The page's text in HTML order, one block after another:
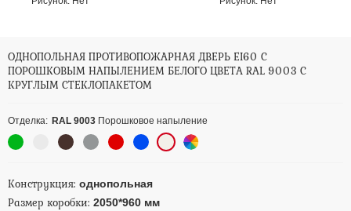
ОДНОПОЛЬНАЯ ПРОТИВОПОЖАРНАЯ ДВЕРЬ EI60 С
ПОРОШКОВЫМ НАПЫЛЕНИЕМ БЕЛОГО ЦВЕТА RAL 9003 С
КРУГЛЫМ СТЕКЛОПАКЕТОМ
Отделка: RAL 9003 Порошковое напыление
Конструкция: однопольная
Размер коробки: 2050*960 мм